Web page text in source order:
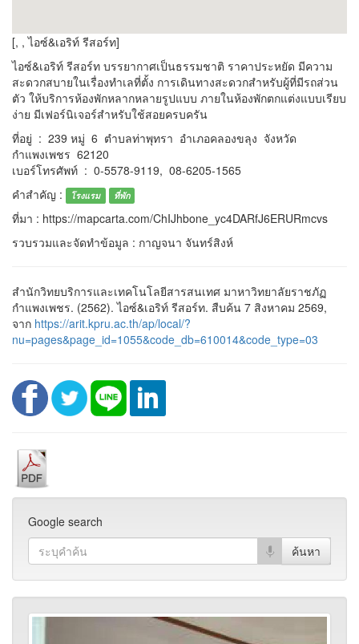
[, , ไอซ์&เอริท์ รีสอร์ท]
ไอซ์&เอริท์ รีสอร์ท บรรยากาศเป็นธรรมชาติ ราคาประหยัด มีความ
สะดวกสบายในเรื่องทำเลที่ตั้ง การเดินทางสะดวกสำหรับผู้ที่มีรถส่วน
ตัว ให้บริการห้องพักหลากหลายรูปแบบ ภายในห้องพักตกแต่งแบบเรียบ
ง่าย มีเฟอร์นิเจอร์สำหรับใช้สอยครบครัน
ที่อยู่ : 239 หมู่ 6 ตำบลท่าพุทรา อำเภอคลองขลุง จังหวัด
กำแพงเพชร 62120
เบอร์โทรศัพท์ : 0-5578-9119, 08-6205-1565
คำสำคัญ :
โรงแรม ที่พัก
ที่มา : https://mapcarta.com/ChIJhbone_yc4DARfJ6ERURmcvs
รวบรวมและจัดทำข้อมูล : กาญจนา จันทร์สิงห์
สำนักวิทยบริการและเทคโนโลยีสารสนเทศ มาหาวิทยาลัยราชภัฏ
กำแพงเพชร. (2562). ไอซ์&เอริท์ รีสอร์ท. สืบค้น 7 สิงหาคม 2569,
จาก https://arit.kpru.ac.th/ap/local/?
nu=pages&page_id=1055&code_db=610014&code_type=03
Google search